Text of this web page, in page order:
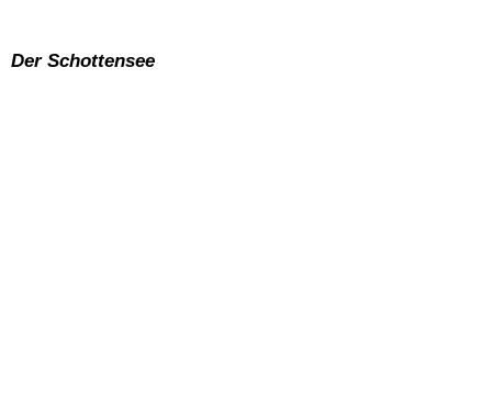
Der Schottensee